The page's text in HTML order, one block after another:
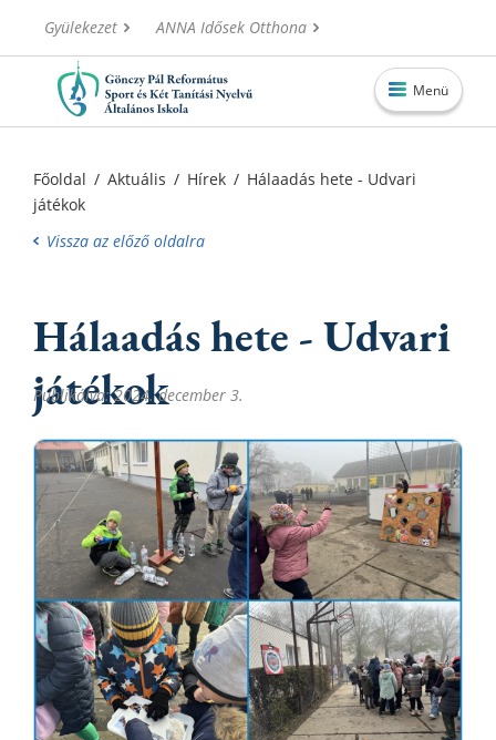
Gyülekezet ANNA Idősek Otthona
Menü
Aktuális
Iskolánk
Információk
Oktatás
Főoldal / Aktuális / Hírek / Hálaadás hete - Udvari
játékok
Vissza az előző oldalra
Hálaadás hete - Udvari
játékok
Publikálva: 2024. december 3.